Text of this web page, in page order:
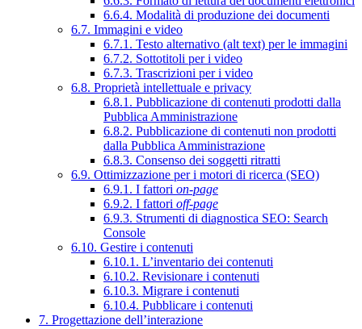
6.6.4. Modalità di produzione dei documenti
6.7. Immagini e video
6.7.1. Testo alternativo (alt text) per le immagini
6.7.2. Sottotitoli per i video
6.7.3. Trascrizioni per i video
6.8. Proprietà intellettuale e privacy
6.8.1. Pubblicazione di contenuti prodotti dalla
Pubblica Amministrazione
6.8.2. Pubblicazione di contenuti non prodotti
dalla Pubblica Amministrazione
6.8.3. Consenso dei soggetti ritratti
6.9. Ottimizzazione per i motori di ricerca (SEO)
6.9.1. I fattori on-page
6.9.2. I fattori off-page
6.9.3. Strumenti di diagnostica SEO: Search
Console
6.10. Gestire i contenuti
6.10.1. L’inventario dei contenuti
6.10.2. Revisionare i contenuti
6.10.3. Migrare i contenuti
6.10.4. Pubblicare i contenuti
7. Progettazione dell’interazione